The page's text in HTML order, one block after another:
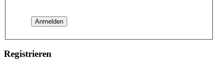
Registrieren